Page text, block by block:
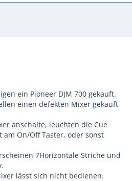
ein Pioneer DJM 700 gekauft.
einen defekten Mixer gekauft
anschalte, leuchten die Cue
On/Off Taster, oder sonst
7Horizontale Striche und
lässt sich nicht bedienen.